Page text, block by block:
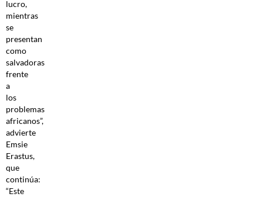
lucro,
mientras
se
presentan
como
salvadoras
frente
a
los
problemas
africanos”,
advierte
Emsie
Erastus,
que
continúa:
“Este